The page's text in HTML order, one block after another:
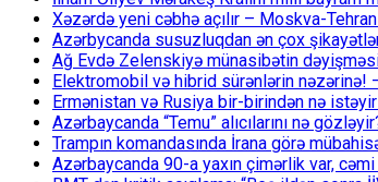
Xəzərdə yeni cəbhə açılır – Moskva-
Azərbycanda susuzluqdan ən çox
Ağ Evdə Zelenskiyə münasibətin
Elektromobil və hibrid sürənlərin nəzərinə!
Ermənistan və Rusiya bir-birindən nə
Azərbaycanda “Temu” alıcılarını nə
Trampın komandasında İrana görə
Azərbaycanda 90-a yaxın çimərlik var,